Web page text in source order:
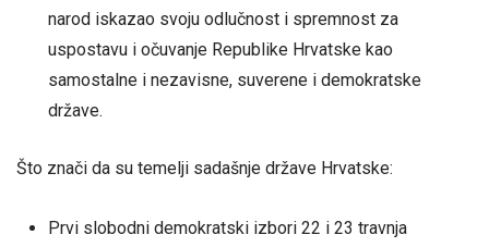
narod iskazao svoju odlučnost i spremnost za
uspostavu i očuvanje Republike Hrvatske kao
samostalne i nezavisne, suverene i demokratske
države.
Što znači da su temelji sadašnje države Hrvatske:
Prvi slobodni demokratski izbori 22 i 23 travnja